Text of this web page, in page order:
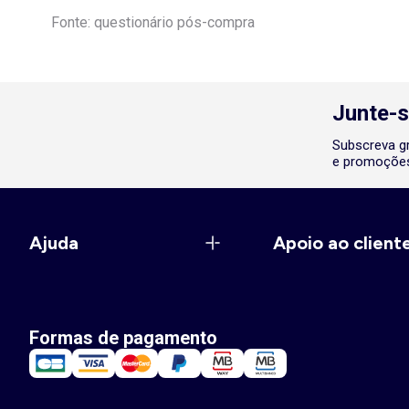
Fonte: questionário pós-compra
Junte-
Subscreva
e
Ajuda Apoio ao
Formas de pagamento